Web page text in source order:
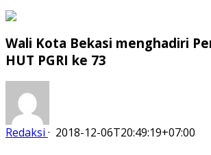
Wali Kota Bekasi menghadiri
HUT PGRI ke 73
Redaksi · 2018-12-06T20:49:19+07:00